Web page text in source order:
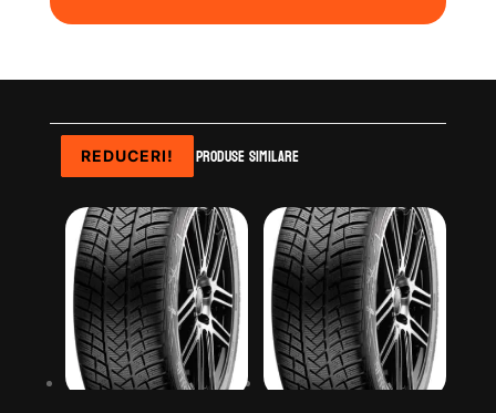
Produse similare
REDUCERI!
REDUCERI!
REDUCERI!
REDUCERI!